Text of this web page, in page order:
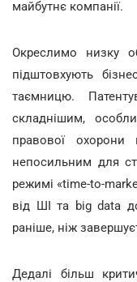
майбутнє компанії.
Окреслимо низку
підштовхують
таємницю.
складнішим,
правової
непосильним для
режимі «time-to-
від ШІ та big data до
раніше, ніж
Дедалі більш